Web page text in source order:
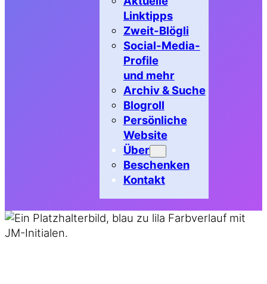
Linktipps
Zweit-Blögli
Social-Media-
Profile
und mehr
Archiv & Suche
Blogroll
Persönliche
Website
Über
Beschenken
Kontakt